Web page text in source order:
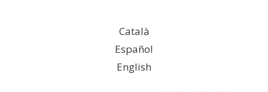
Català
Español
English